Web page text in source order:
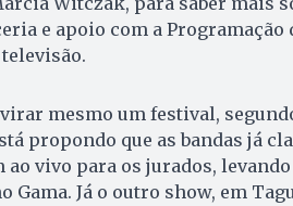
e apoio com a Programação
mesmo um festival,
propondo que as bandas já
vivo para os jurados,
Gama. Já o outro show, em